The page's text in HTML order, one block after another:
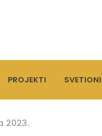
PROJEKTI
2023.